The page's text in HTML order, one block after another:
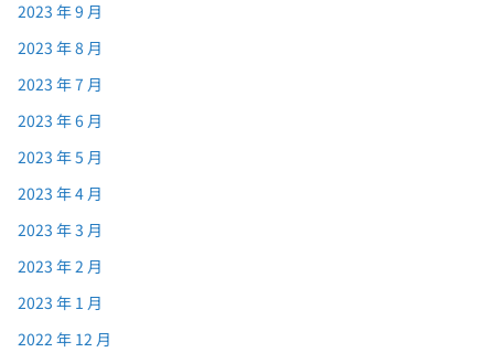
2023 年 9 月
2023 年 8 月
2023 年 7 月
2023 年 6 月
2023 年 5 月
2023 年 4 月
2023 年 3 月
2023 年 2 月
2023 年 1 月
2022 年 12 月